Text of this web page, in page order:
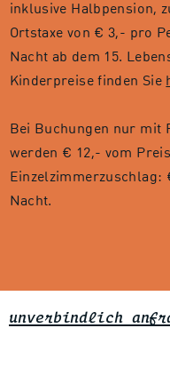
inklusive Halbpension,
Ortstaxe von € 3,- pro
Nacht ab dem 15.
Kinderpreise finden Sie
Bei Buchungen nur mit
werden € 12,- vom
Einzelzimmerzuschlag:
Nacht.
unverbindlich